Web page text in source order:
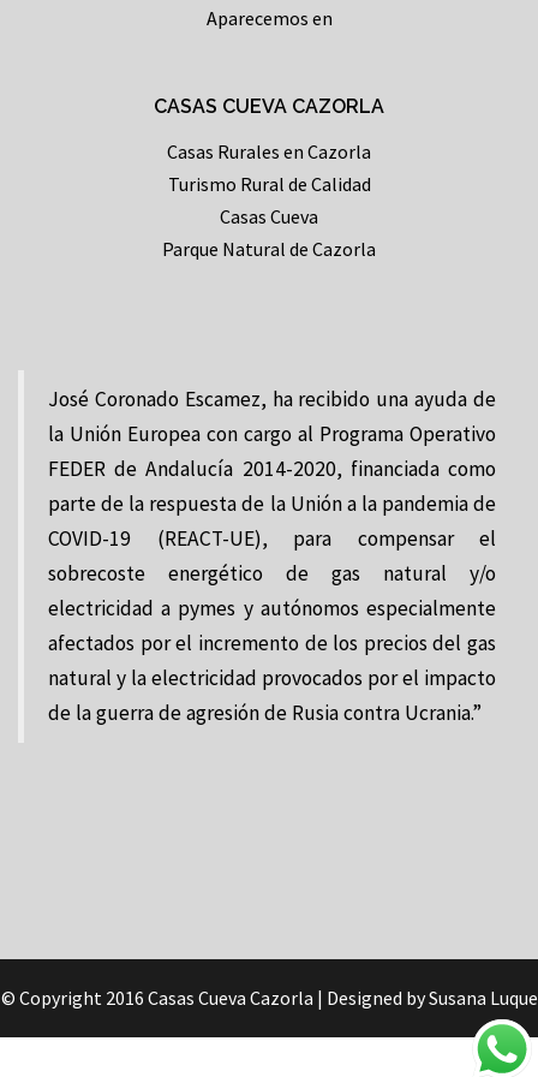
Aparecemos en
CASAS CUEVA CAZORLA
Casas Rurales en Cazorla
Turismo Rural de Calidad
Casas Cueva
Parque Natural de Cazorla
José Coronado Escamez, ha recibido una ayuda de
la Unión Europea con cargo al Programa Operativo
FEDER de Andalucía 2014-2020, financiada como
parte de la respuesta de la Unión a la pandemia de
COVID-19 (REACT-UE), para compensar el
sobrecoste energético de gas natural y/o
electricidad a pymes y autónomos especialmente
afectados por el incremento de los precios del gas
natural y la electricidad provocados por el impacto
de la guerra de agresión de Rusia contra Ucrania.”
© Copyright 2016 Casas Cueva Cazorla | Designed by Susana Luque